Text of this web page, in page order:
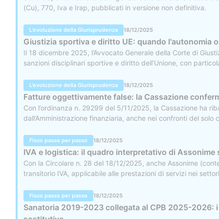
(Cu), 770, Iva e Irap, pubblicati in versione non definitiva.
L’evoluzione della Giurisprudenza 18/12/2025
Giustizia sportiva e diritto UE: quando l'autonomia
Il 18 dicembre 2025, l’Avvocato Generale della Corte di
sanzioni disciplinari sportive e diritto dell’Unione, con
da parte dei giudici ordinari.
L’evoluzione della Giurisprudenza 18/12/2025
Fatture oggettivamente false: la Cassazione
Con l’ordinanza n. 29299 del 5/11/2025, la Cassazione ha
dall’Amministrazione finanziaria, anche nei confronti del
Fisco passo per passo 18/12/2025
IVA e logistica: il quadro interpretativo di
Con la Circolare n. 28 del 18/12/2025, anche Assonime
transitorio IVA, applicabile alle prestazioni di servizi nei
sul quadro normativo, ma anche sui provvedimenti attuativi
Risoluzione n. 50/E del 3 ottobre 2025, che ha fornito
Fisco passo per passo 18/12/2025
Sanatoria 2019-2023 collegata al CPB 2025-2026: